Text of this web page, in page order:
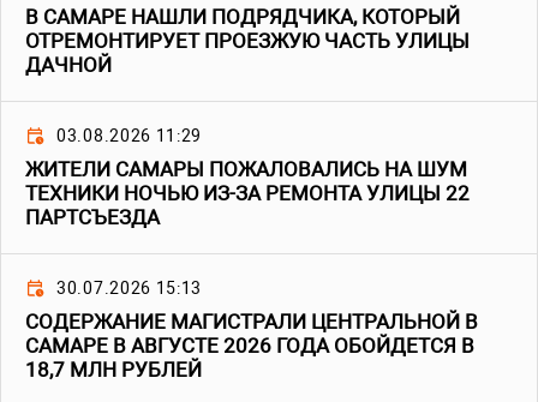
В САМАРЕ НАШЛИ ПОДРЯДЧИКА, КОТОРЫЙ
ОТРЕМОНТИРУЕТ ПРОЕЗЖУЮ ЧАСТЬ УЛИЦЫ
ДАЧНОЙ
03.08.2026 11:29
ЖИТЕЛИ САМАРЫ ПОЖАЛОВАЛИСЬ НА ШУМ
ТЕХНИКИ НОЧЬЮ ИЗ-ЗА РЕМОНТА УЛИЦЫ 22
ПАРТСЪЕЗДА
30.07.2026 15:13
СОДЕРЖАНИЕ МАГИСТРАЛИ ЦЕНТРАЛЬНОЙ В
САМАРЕ В АВГУСТЕ 2026 ГОДА ОБОЙДЕТСЯ В
18,7 МЛН РУБЛЕЙ